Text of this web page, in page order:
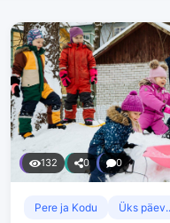
132 0 0
Pere ja Kodu Üks